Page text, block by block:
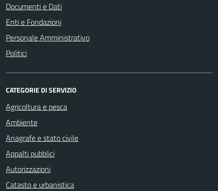
Documenti e Dati
Enti e Fondazioni
Personale Amministrativo
Politici
CATEGORIE DI SERVIZIO
Agricoltura e pesca
Ambiente
Anagrafe e stato civile
Appalti pubblici
Autorizzazioni
Catasto e urbanistica